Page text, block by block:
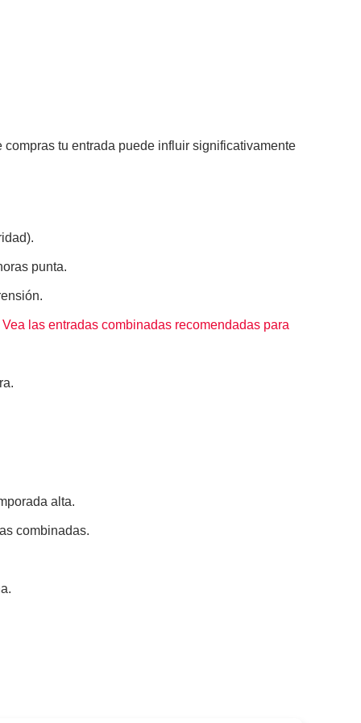
tu entrada puede influir significativamente
punta.
las entradas combinadas recomendadas para
alta.
combinadas.